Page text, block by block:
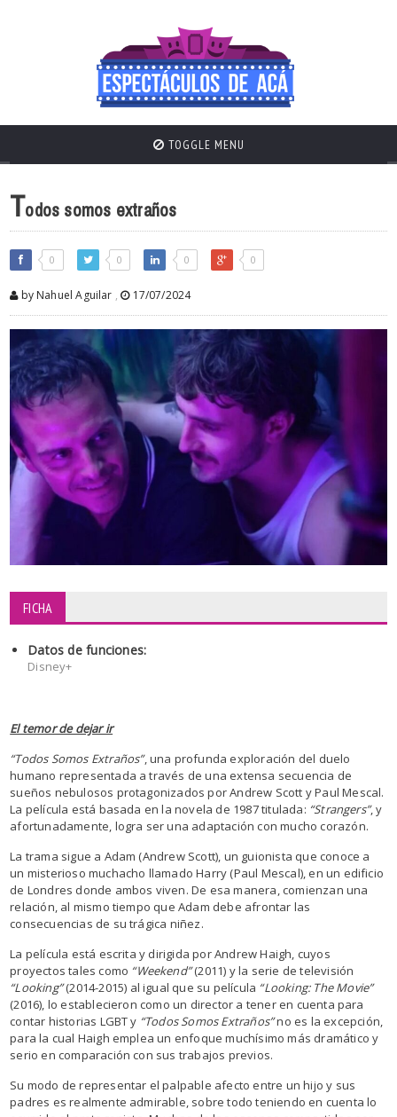
TOGGLE MENU
Todos somos extraños
0 0 0 0
by Nahuel Aguilar , 17/07/2024
FICHA
Datos de funciones:
Disney+
El temor de dejar ir
“Todos Somos Extraños”, una profunda exploración del duelo
humano representada a través de una extensa secuencia de
sueños nebulosos protagonizados por Andrew Scott y Paul Mescal.
La película está basada en la novela de 1987 titulada: “Strangers”, y
afortunadamente, logra ser una adaptación con mucho corazón.
La trama sigue a Adam (Andrew Scott), un guionista que conoce a
un misterioso muchacho llamado Harry (Paul Mescal), en un edificio
de Londres donde ambos viven. De esa manera, comienzan una
relación, al mismo tiempo que Adam debe afrontar las
consecuencias de su trágica niñez.
La película está escrita y dirigida por Andrew Haigh, cuyos
proyectos tales como “Weekend”(2011) y la serie de televisión
“Looking”(2014-2015) al igual que su película “Looking: The Movie”
(2016), lo establecieron como un director a tener en cuenta para
contar historias LGBT y “Todos Somos Extraños”no es la excepción,
para la cual Haigh emplea un enfoque muchísimo más dramático y
serio en comparación con sus trabajos previos.
Su modo de representar el palpable afecto entre un hijo y sus
padres es realmente admirable, sobre todo teniendo en cuenta lo